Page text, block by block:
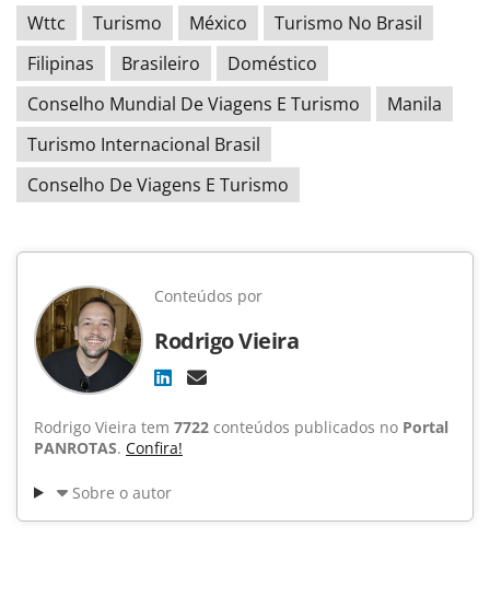
Wttc Turismo México
Turismo No Brasil
Filipinas
Brasileiro
Doméstico
Conselho Mundial De Viagens E Turismo
Manila
Turismo Internacional Brasil
Conselho De Viagens E Turismo
Conteúdos por
Rodrigo Vieira
Rodrigo Vieira tem 7722 conteúdos publicados no Portal
PANROTAS. Confira!
Sobre o autor